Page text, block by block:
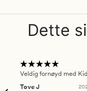
Dette
Veldig fornøyd med Kid
Tove J